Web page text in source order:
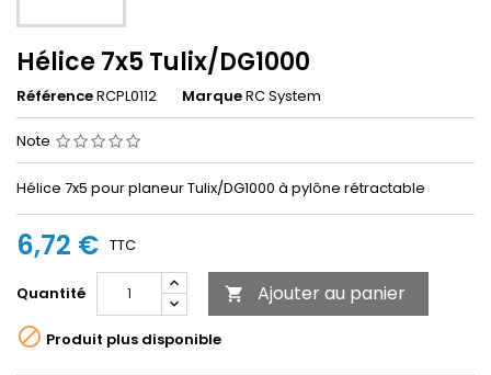
Hélice 7x5 Tulix/DG1000
RéférenceRCPL0112 MarqueRC System
Note
Hélice 7x5 pour planeur Tulix/DG1000 à pylône rétractable
6,72 € TTC
Quantité  Ajouter au panier
 Produit plus disponible